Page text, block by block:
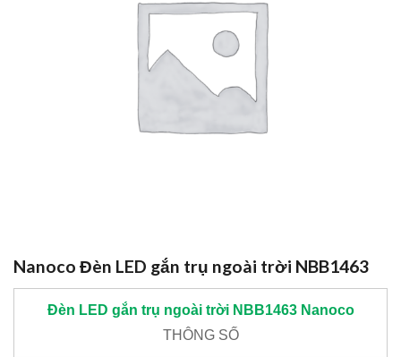
Nanoco Đèn LED gắn trụ ngoài trời NBB1463
Đèn LED gắn trụ ngoài trời NBB1463 Nanoco
THÔNG SỐ